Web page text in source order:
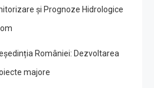
și Prognoze Hidrologice
României: Dezvoltarea
majore